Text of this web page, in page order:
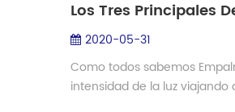
Los Tres Principales
2020-05-31
Como todos sabemos
intensidad de la luz